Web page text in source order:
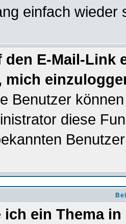
einfach wieder
den E-Mail-Link
mich
Benutzer
diese
ich ein Thema